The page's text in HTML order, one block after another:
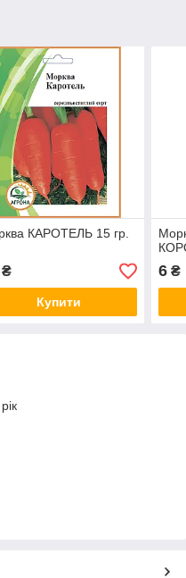
КАРОТЕЛЬ 15 гр.
Купити
6 ₴